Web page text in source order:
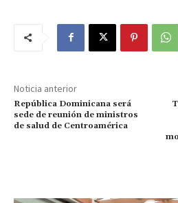
Noticia anterior
República Dominicana será
sede de reunión de ministros
de salud de Centroamérica